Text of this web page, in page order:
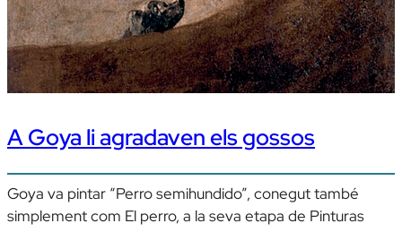
A Goya li agradaven els gossos
Goya va pintar “Perro semihundido”, conegut també
simplement com El perro, a la seva etapa de Pinturas